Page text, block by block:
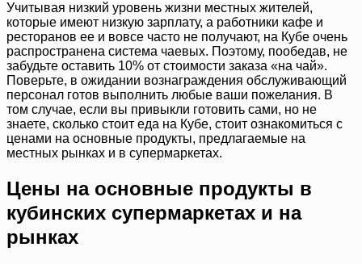
Учитывая низкий уровень жизни местных жителей,
которые имеют низкую зарплату, а работники кафе и
ресторанов ее и вовсе часто не получают, на Кубе очень
распространена система чаевых. Поэтому, пообедав, не
забудьте оставить 10% от стоимости заказа «на чай».
Поверьте, в ожидании вознаграждения обслуживающий
персонал готов выполнить любые ваши пожелания. В
том случае, если вы привыкли готовить сами, но не
знаете, сколько стоит еда на Кубе, стоит ознакомиться с
ценами на основные продукты, предлагаемые на
местных рынках и в супермаркетах.
Цены на основные продукты в
кубинских супермаркетах и на
рынках